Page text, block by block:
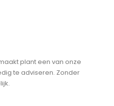
plant een van onze
te adviseren. Zonder